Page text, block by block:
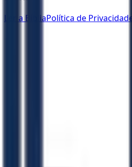
Ler a BíbliaPolítica de Privacidade